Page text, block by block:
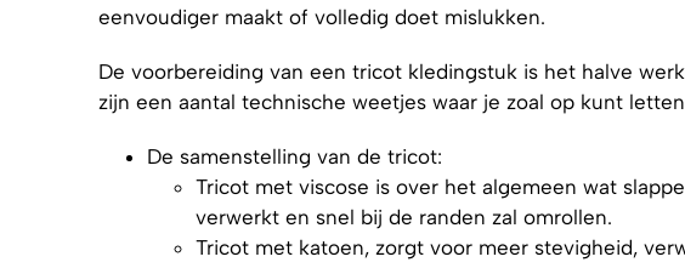
eenvoudiger maakt of volledig doet mislukken.
De voorbereiding van een tricot kledingstuk is het halve
zijn een aantal technische weetjes waar je zoal op kunt
De samenstelling van de tricot:
Tricot met viscose is over het algemeen wat
verwerkt en snel bij de randen zal omrollen.
Tricot met katoen, zorgt voor meer stevigheid,